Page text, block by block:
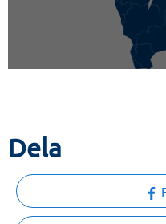
Dela